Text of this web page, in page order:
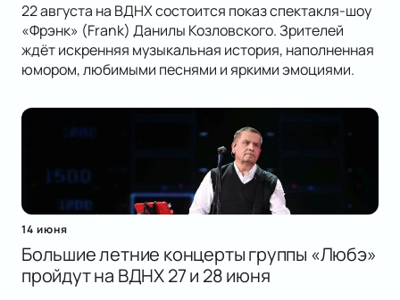
22 августа на ВДНХ состоится показ спектакля-шоу
«Фрэнк» (Frank) Данилы Козловского. Зрителей
ждёт искренняя музыкальная история, наполненная
юмором, любимыми песнями и яркими эмоциями.
14 июня
Большие летние концерты группы «Любэ»
пройдут на ВДНХ 27 и 28 июня